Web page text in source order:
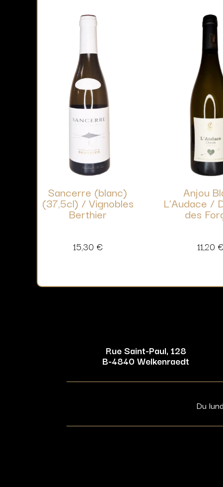
Sancerre (blanc)
(37,5cl) / Vignobles
Berthier
15,30 €
Anjou
L’Audace /
des
11,20 €
Rue Saint-Paul, 128
B-4840 Welkenraedt
Du